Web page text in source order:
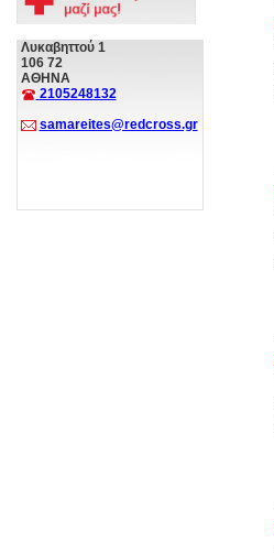
Λυκαβηττού 1
106 72
ΑΘΗΝΑ
2105248132
samareites@redcross.gr